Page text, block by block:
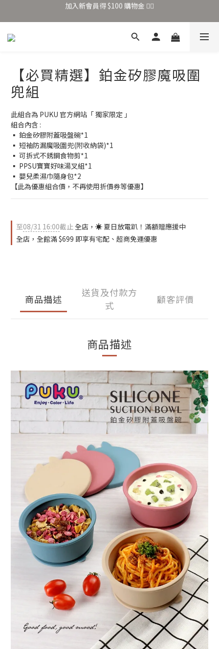
加入新會員得 $100 購物金 👉🏻
全站滿 $699 享免運
加入新會員得 $100 購物金 👉🏻
【必買精選】鉑金矽膠魔吸圍
兜組
此組合為 PUKU 官方網站「 獨家限定 」
組合內含 :
▪ 鉑金矽膠附蓋吸盤碗*1
▪ 短袖防漏魔吸圍兜(附收納袋)*1
▪ 可拆式不銹鋼食物剪*1
▪ PPSU寶寶好味湯叉組*1
▪ 嬰兒柔濕巾隨身包*2
【此為優惠組合價，不再使用折價券等優惠】
至08/31 16:00截止全店，☀️ 夏日放電趴！滿額贈應援中
全店，全館滿 $699 即享有宅配、超商免運優惠
商品描述
送貨及付款方
式
顧客評價
商品描述